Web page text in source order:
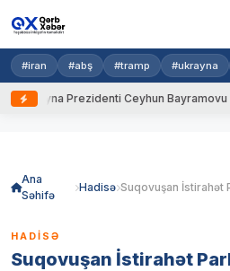
#iran #abş #tramp #ukrayna
Prezidenti Ceyhun Bayramovu
Ana
Səhifə
Hadisə
HADISƏ
Suqovuşan İstirahət